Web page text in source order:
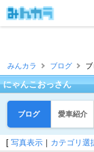
みんカラ ブログ
にゃんこおっさん
ブログ 愛車紹介
[ 写真表示 ｜ カテゴリ選